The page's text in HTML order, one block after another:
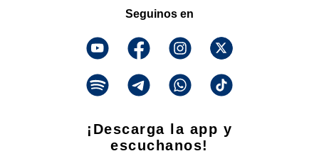
Seguinos en
¡Descarga la app y
escuchanos!